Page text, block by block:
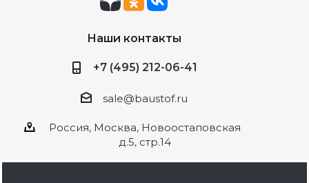
Наши контакты
+7 (495) 212-06-41
sale@baustof.ru
Россия, Москва, Новоостаповская
д.5, стр.14